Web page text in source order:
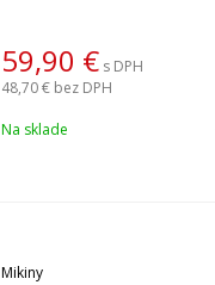
59,90 € s DPH
48,70 € bez DPH
Na sklade
Mikiny